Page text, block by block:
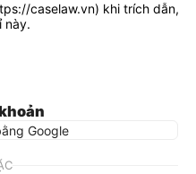
caselaw.vn) khi trích dẫn,
này.
Google